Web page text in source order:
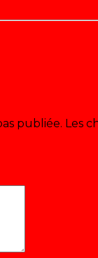
publiée. Les